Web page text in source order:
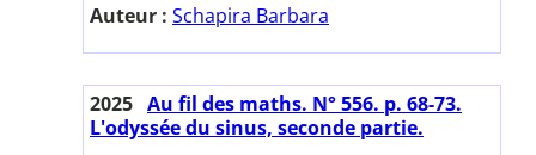
Auteur : Schapira Barbara
2025 Au fil des maths. N° 556. p. 68-73.
L'odyssée du sinus, seconde partie.